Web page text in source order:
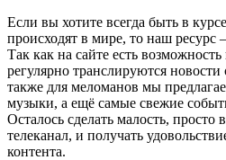
Если вы хотите всегда быть в
происходят в мире, то наш ресурс
Так как на сайте есть
регулярно транслируются
также для меломанов мы
музыки, а ещё самые свежие
Осталось сделать малость,
телеканал, и получать
контента.